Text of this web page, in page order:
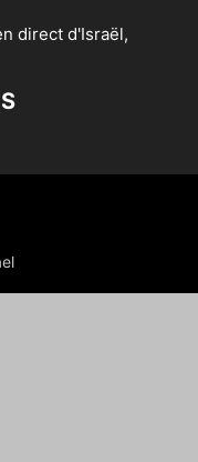
direct d'Israël,